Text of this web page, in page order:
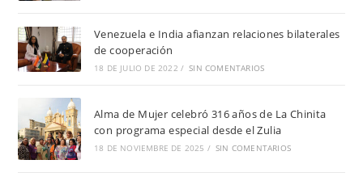
Venezuela e India afianzan relaciones bilaterales
de cooperación
18 DE JULIO DE 2022 / SIN COMENTARIOS
Alma de Mujer celebró 316 años de La Chinita
con programa especial desde el Zulia
18 DE NOVIEMBRE DE 2025 / SIN COMENTARIOS